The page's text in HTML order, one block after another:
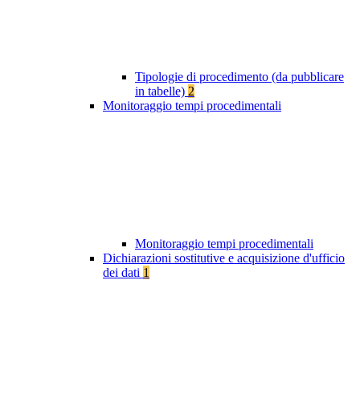
Tipologie di procedimento (da pubblicare
in tabelle) 2
Monitoraggio tempi procedimentali
Monitoraggio tempi procedimentali
Dichiarazioni sostitutive e acquisizione d'ufficio
dei dati 1